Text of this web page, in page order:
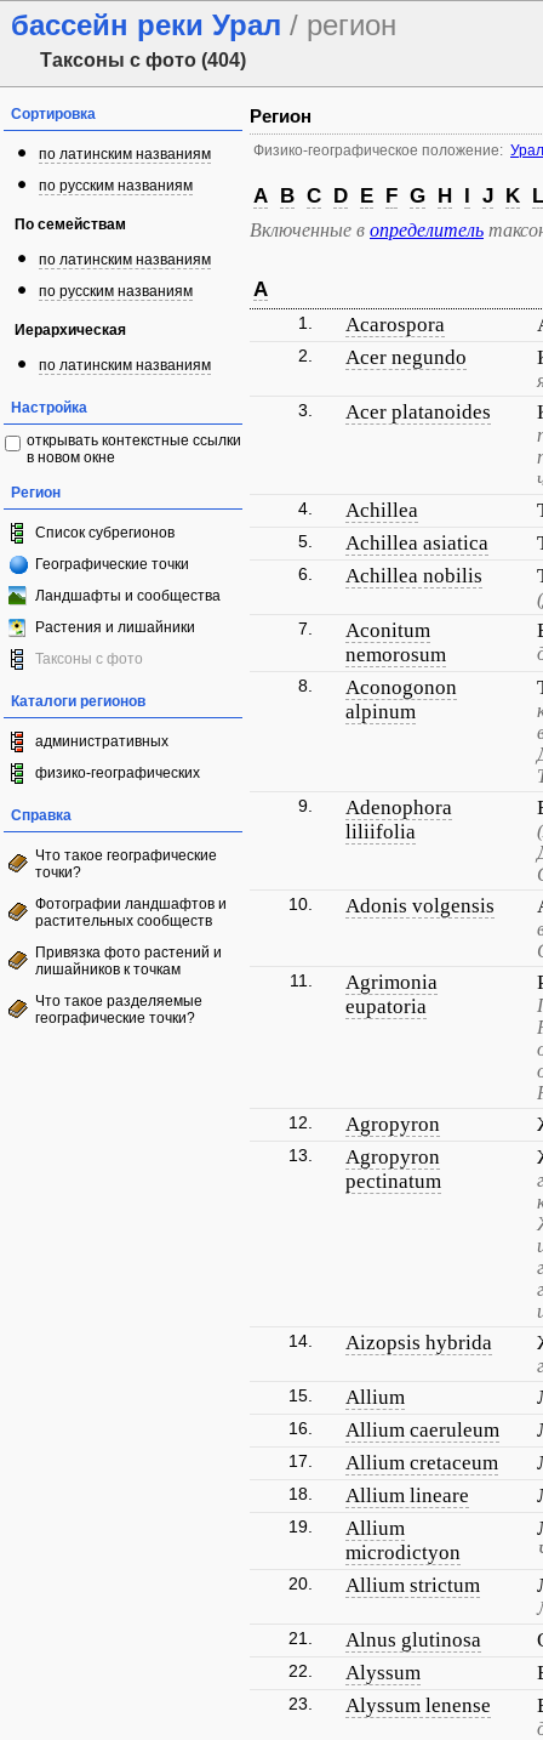
бассейн реки Урал / регион
Таксоны с фото (404)
Сортировка
по латинским названиям
по русским названиям
По семействам
по латинским названиям
по русским названиям
Иерархическая
по латинским названиям
Настройка
открывать контекстные ссылки
в новом окне
Регион
Список субрегионов
Географические точки
Ландшафты и сообщества
Растения и лишайники
Таксоны с фото
Каталоги регионов
административных
физико-географических
Справка
Что такое географические
точки?
Фотографии ландшафтов и
растительных сообществ
Привязка фото растений и
лишайников к точкам
Что такое разделяемые
географические точки?
Регион
Физико-географическое положение: Урал
A B C D E F G H I J K L
Включенные в определитель
A
1. Acarospora
2. Acer negundo
3. Acer platanoides
4. Achillea
5. Achillea asiatica
6. Achillea nobilis
7.
Aconitum
nemorosum
8.
Aconogonon
alpinum
9.
Adenophora
liliifolia
10. Adonis volgensis
11.
Agrimonia
eupatoria
12. Agropyron
13.
Agropyron
pectinatum
14. Aizopsis hybrida
15. Allium
16. Allium caeruleum
17. Allium cretaceum
18. Allium lineare
19.
Allium
microdictyon
20. Allium strictum
21. Alnus glutinosa
22. Alyssum
23. Alyssum lenense